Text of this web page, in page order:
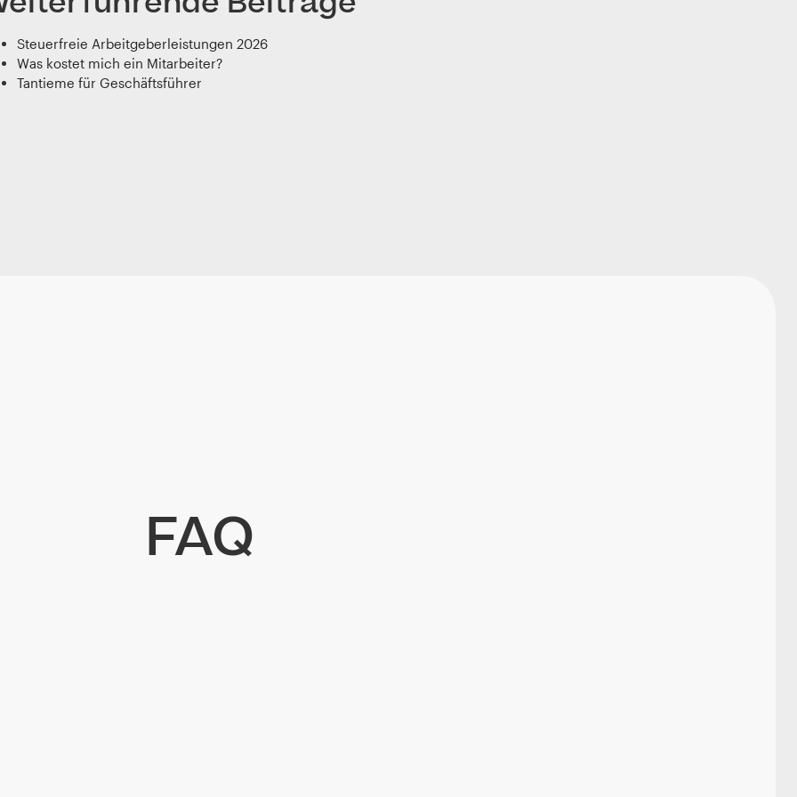
Steuerfreie Arbeitgeberleistungen 2026
Was kostet mich ein Mitarbeiter?
Tantieme für Geschäftsführer
FAQ